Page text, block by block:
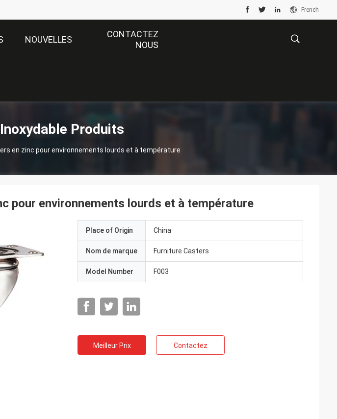
French
NOUVELLES
CONTACTEZ
NOUS
Produits
en zinc pour environnements lourds et à température
pour environnements lourds et à température
Place of Origin China
Nom de marque Furniture Casters
Model Number F003
Meilleur Prix Contactez